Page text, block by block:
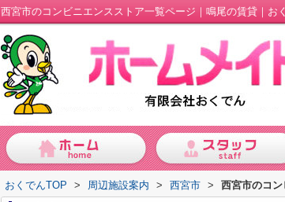
西宮市のコンビニエンスストア一覧ページ｜鳴尾の賃貸｜お
おくでんTOP > 周辺施設案内 > 西宮市 > 西宮市のコ